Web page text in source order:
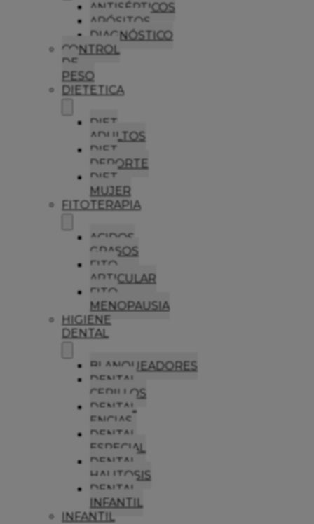
ANTISÉPTICOS
APÓSITOS
DIAGNÓSTICO
CONTROL
DE
PESO
DIETETICA
DIET
ADULTOS
DIET
DEPORTE
DIET
MUJER
FITOTERAPIA
ACIDOS
GRASOS
FITO
ARTICULAR
FITO
MENOPAUSIA
HIGIENE
DENTAL
BLANQUEADORES
DENTAL
CEPILLOS
DENTAL
ENCIAS
DENTAL
ESPECIAL
DENTAL
HALITOSIS
DENTAL
INFANTIL
INFANTIL